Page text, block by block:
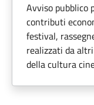
Avviso pubblico
contributi
festival,
realizzati da
della cultura